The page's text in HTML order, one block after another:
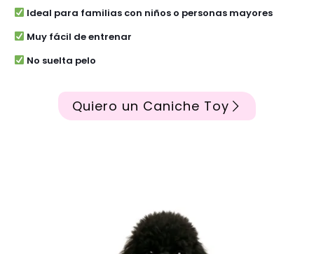
Ideal para familias con niños o personas mayores
Muy fácil de entrenar
No suelta pelo
Quiero un Caniche Toy